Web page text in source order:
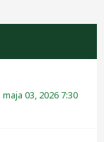
03, 2026 7:30